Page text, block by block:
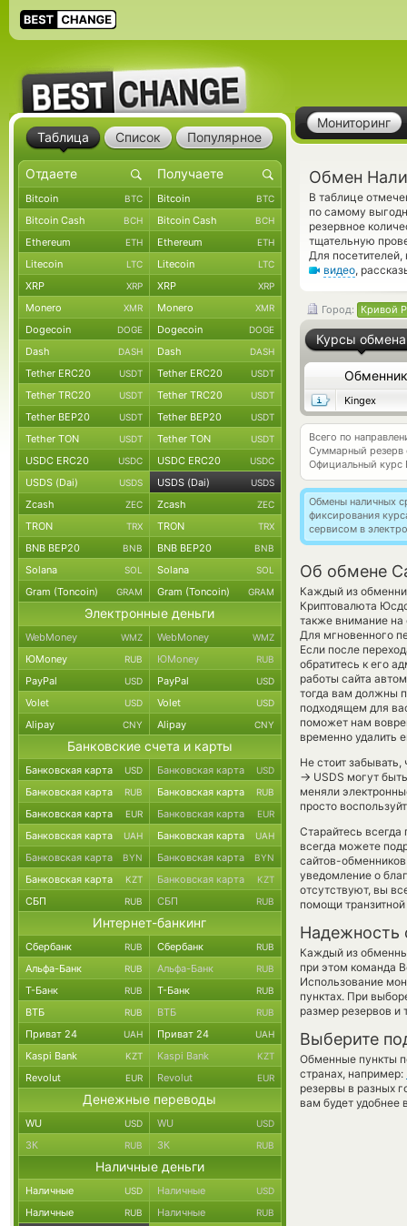
Мониторинг
Обмен
В таблице
по самому
резервное
тщательную
Для
видео,
Город: Кривой
Курсы обмена
Обменник
Kingex
Всего по
Суммарный резерв
Официальный курс
Обмены наличных
фиксирования
сервисом в
Об обмене
Каждый из
Криптовалюта
также внимание на
Для мгновенного
Если после
обратитесь к его
работы сайта
тогда вам должны
подходящем для
поможет нам
временно удалить
Не стоит
→ USDS могут
меняли
просто
Старайтесь
всегда можете
сайтов-
уведомление о
отсутствуют, вы
помощи
Надежность
Каждый из
при этом команда
Использование
пунктах. При
размер резервов и
Выберите
Обменные пункты
странах, например:
резервы в разных
вам будет удобнее
Таблица Список Популярное
Bitcoin BTC Bitcoin BTC
Bitcoin Cash BCH Bitcoin Cash BCH
Ethereum ETH Ethereum ETH
Litecoin LTC Litecoin LTC
XRP XRP XRP XRP
Monero XMR Monero XMR
Dogecoin DOGE Dogecoin DOGE
Dash DASH Dash DASH
Tether ERC20 USDT Tether ERC20 USDT
Tether TRC20 USDT Tether TRC20 USDT
Tether BEP20 USDT Tether BEP20 USDT
Tether TON USDT Tether TON USDT
USDC ERC20 USDC USDC ERC20 USDC
USDS (Dai) USDS USDS (Dai) USDS
Zcash ZEC Zcash ZEC
TRON TRX TRON TRX
BNB BEP20 BNB BNB BEP20 BNB
Solana SOL Solana SOL
Gram (Toncoin) GRAM Gram (Toncoin) GRAM
Электронные деньги
WebMoney WMZ WebMoney WMZ
ЮMoney RUB ЮMoney RUB
PayPal USD PayPal USD
Volet USD Volet USD
Alipay CNY Alipay CNY
Банковские счета и карты
Банковская карта USD Банковская карта USD
Банковская карта RUB Банковская карта RUB
Банковская карта EUR Банковская карта EUR
Банковская карта UAH Банковская карта UAH
Банковская карта BYN Банковская карта BYN
Банковская карта KZT Банковская карта KZT
СБП RUB СБП RUB
Интернет-банкинг
Сбербанк RUB Сбербанк RUB
Альфа-Банк RUB Альфа-Банк RUB
Т-Банк RUB Т-Банк RUB
ВТБ RUB ВТБ RUB
Приват 24 UAH Приват 24 UAH
Kaspi Bank KZT Kaspi Bank KZT
Revolut EUR Revolut EUR
Денежные переводы
WU USD WU USD
ЗК RUB ЗК RUB
Наличные деньги
Наличные USD Наличные USD
Наличные RUB Наличные RUB